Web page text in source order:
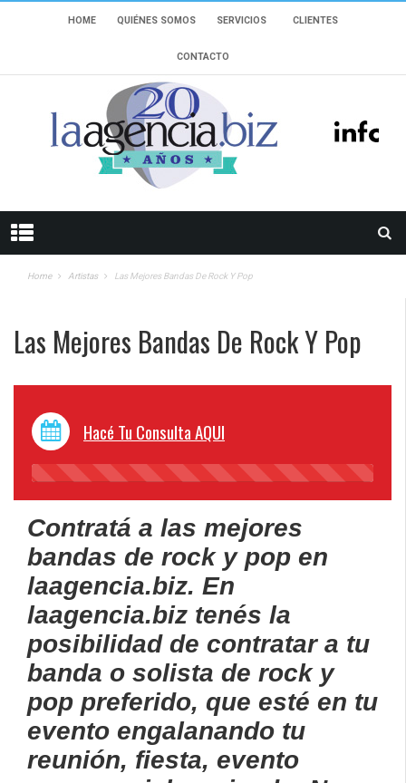
HOME QUIÉNES SOMOS SERVICIOS CLIENTES
CONTACTO
Home Artistas Las Mejores Bandas De Rock Y Pop
Las Mejores Bandas De Rock Y Pop
Hacé Tu Consulta AQUI
45%
Contratá a las mejores
bandas de rock y pop en
laagencia.biz. En
laagencia.biz tenés la
posibilidad de contratar a tu
banda o solista de rock y
pop preferido, que esté en tu
evento engalanando tu
reunión, fiesta, evento